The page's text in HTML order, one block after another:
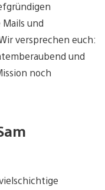
und
versprechen euch:
und
noch